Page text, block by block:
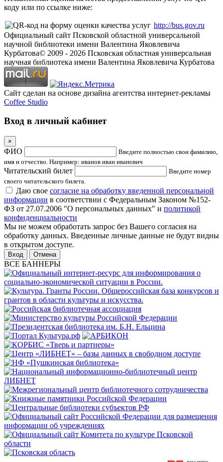
коду или по ссылке ниже:
http://bus.gov.ru
Официальный сайт Псковской областной универсальной
научной библиотеки имени Валентина Яковлевича
Курбатова© 2009 - 2026 Псковская областная универсальная
научная библиотека имени Валентина Яковлевича Курбатова
Сайт сделан на основе дизайна агентства интернет-рекламы
Coffee Studio
Вход в личный кабинет
×
ФИО
Введите полностью свои фамилию,
имя и отчество. Например: иванов иван иванович
Читательский билет
Введите номер
своего читательского билета.
Даю свое согласие на обработку введенной персональной
информации в соответствии с Федеральным Законом №152-
ФЗ от 27.07.2006 "О персональных данных" и политикой
конфиденциальности
Мы не можем обработать запрос без Вашего согласия на
обработку данных. Введенные личные данные не будут видны
в открытом доступе.
Отмена
ВСЕ БАННЕРЫ